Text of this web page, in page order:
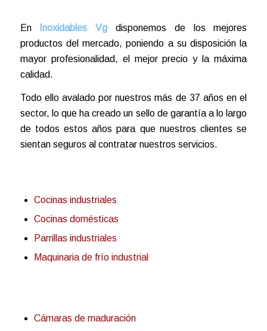
En Inoxidables Vgdisponemos de los mejores
productos del mercado, poniendo a su disposición la
mayor profesionalidad, el mejor precio y la máxima
calidad.
Todo ello avalado por nuestros más de 37 años en el
sector, lo que ha creado un sello de garantía a lo largo
de todos estos años para que nuestros clientes se
sientan seguros al contratar nuestros servicios.
Cocinas industriales
Cocinas domésticas
Parrillas industriales
Maquinaria de frío industrial
Cámaras de maduración